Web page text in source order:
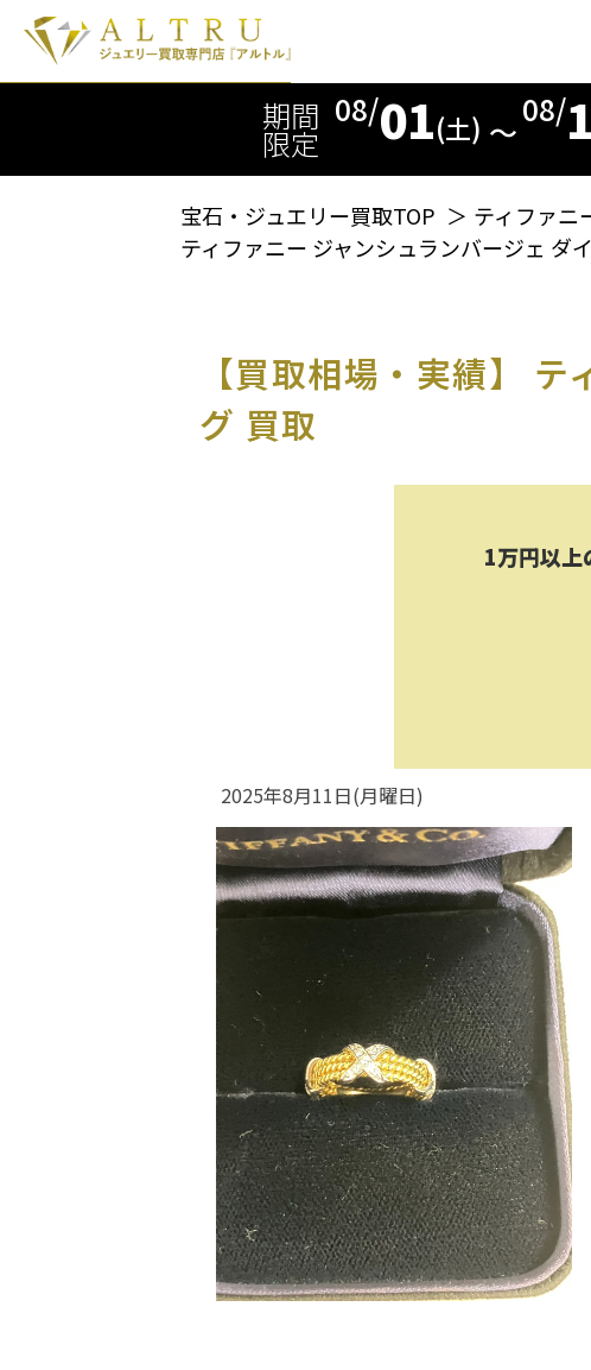
期間
限定
08/01(土) 〜
08/
宝石・ジュエリー買取TOP ＞ ティファニ
ティファニー ジャンシュランバージェ ダ
【買取相場・実績】
テ
グ 買取
1万円以上
2025年8月11日(月曜日)